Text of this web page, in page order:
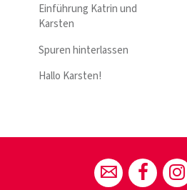
Einführung Katrin und
Karsten
Spuren hinterlassen
Hallo Karsten!